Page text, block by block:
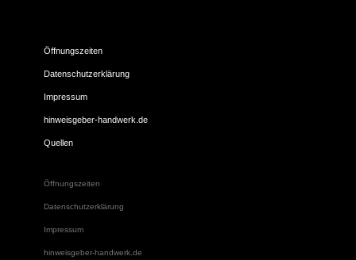
Öffnungszeiten
Datenschutzerklärung
Impressum
hinweisgeber-handwerk.de
Quellen
Öffnungszeiten
Datenschutzerklärung
Impressum
hinweisgeber-handwerk.de